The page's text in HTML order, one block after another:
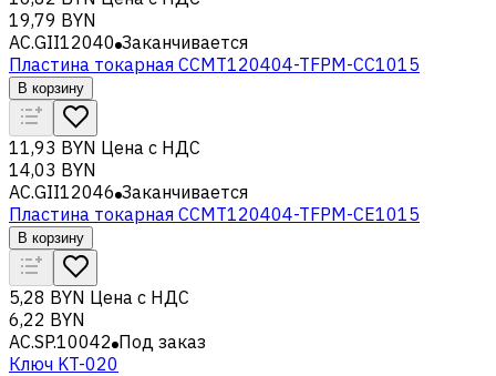
19,79 BYN
AC.GII12040 Заканчивается
Пластина токарная CCMT120404-TFPM-CC1015
В корзину
11,93 BYN Цена с НДС
14,03 BYN
AC.GII12046 Заканчивается
Пластина токарная CCMT120404-TFPM-CE1015
В корзину
5,28 BYN Цена с НДС
6,22 BYN
AC.SP.10042 Под заказ
Ключ KT-020